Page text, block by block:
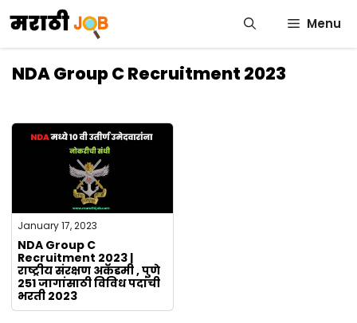
to
content
Menu
NDA Group C Recruitment 2023
January 17, 2023
NDA Group C
Recruitment 2023 |
राष्ट्रीय संरक्षण अकॅडमी , पुणे
251 जागांसाठी विविध पदांची
भरती 2023